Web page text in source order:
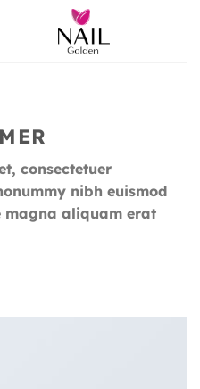
consectetuer
nibh euismod
magna aliquam erat